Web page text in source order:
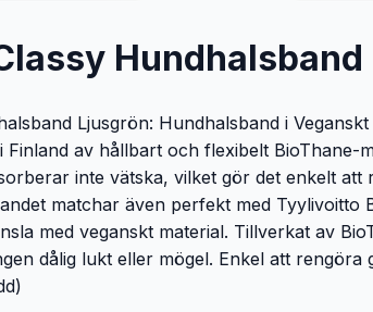
Hundhalsband
Ljusgrön: Hundhalsband i
Finland av hållbart och flexibelt
inte vätska, vilket gör det enkelt
matchar även perfekt med
med veganskt material. Tillverkat av
dålig lukt eller mögel. Enkel att